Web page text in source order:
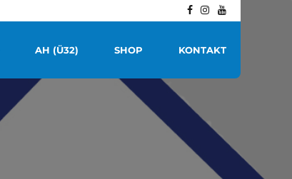
AH (Ü32) SHOP KONTAKT